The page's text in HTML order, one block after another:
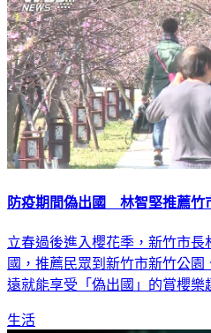
防疫期間偽出國 林智堅推薦竹
立春過後進入櫻花季，新竹市
國，推薦民眾到新竹市新竹公
遠就能享受「偽出國」的賞櫻樂
生活